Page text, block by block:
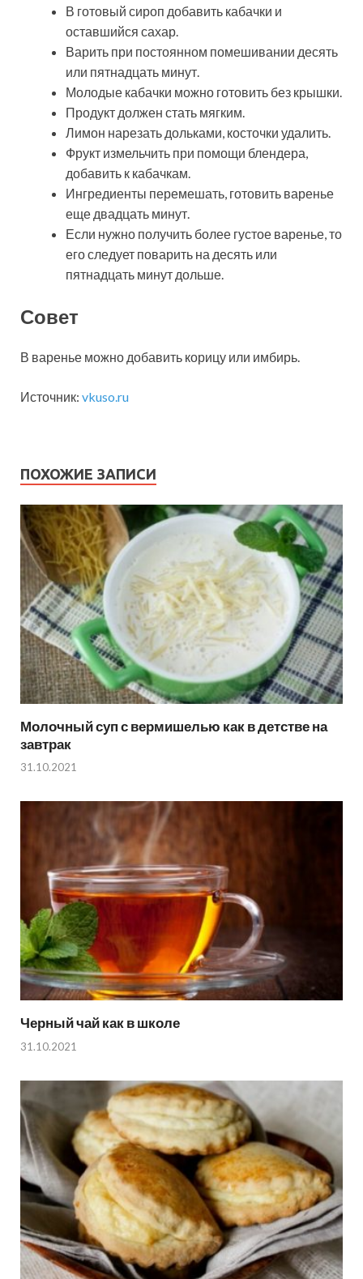
В готовый сироп добавить кабачки и
оставшийся сахар.
Варить при постоянном помешивании десять
или пятнадцать минут.
Молодые кабачки можно готовить без крышки.
Продукт должен стать мягким.
Лимон нарезать дольками, косточки удалить.
Фрукт измельчить при помощи блендера,
добавить к кабачкам.
Ингредиенты перемешать, готовить варенье
еще двадцать минут.
Если нужно получить более густое варенье, то
его следует поварить на десять или
пятнадцать минут дольше.
Совет
В варенье можно добавить корицу или имбирь.
Источник: vkuso.ru
ПОХОЖИЕ ЗАПИСИ
Молочный суп с вермишелью как в детстве на
завтрак
31.10.2021
Черный чай как в школе
31.10.2021